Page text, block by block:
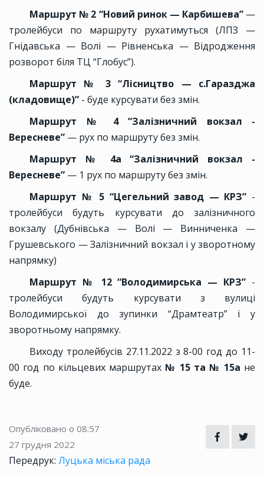
Маршрут № 2 “Новий ринок — Карбишева” —
тролейбуси по маршруту рухатимуться (ЛПЗ —
Гнідавська — Волі — Рівненська — Відродження
розворот біля ТЦ “Глобус”).
Маршрут № 3 “Лісництво — с.Гаразджа
(кладовище)” - буде курсувати без змін.
Маршрут № 4 “Залізничний вокзал -
Вересневе” — рух по маршруту без змін.
Маршрут № 4а “Залізничний вокзал -
Вересневе” — 1 рух по маршруту без змін.
Маршрут № 5 “Цегельний завод — КРЗ” -
тролейбуси будуть курсувати до залізничного
вокзалу (Дубнівська — Волі — Винниченка —
Грушевського — Залізничний вокзал і у зворотному
напрямку)
Маршрут № 12 “Володимирська — КРЗ” -
тролейбуси будуть курсувати з вулиці
Володимирської до зупинки “Драмтеатр” і у
зворотньому напрямку.
Виходу тролейбусів 27.11.2022 з 8-00 год до 11-
00 год по кільцевих маршрутах № 15 та № 15а не
буде.
Опубліковано о 08:57
27 грудня 2022
Передрук: Луцька міська рада